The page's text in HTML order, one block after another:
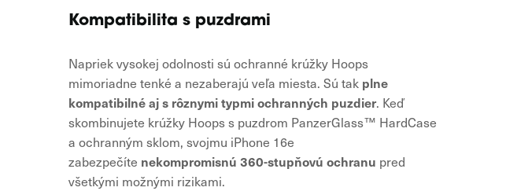
Kompatibilita s puzdrami
Napriek vysokej odolnosti sú ochranné krúžky Hoops
mimoriadne tenké a nezaberajú veľa miesta. Sú tak plne
kompatibilné aj s rôznymi typmi ochranných puzdier. Keď
skombinujete krúžky Hoops s puzdrom PanzerGlass™ HardCase
a ochranným sklom, svojmu iPhone 16e
zabezpečíte nekompromisnú 360-stupňovú ochranu pred
všetkými možnými rizikami.